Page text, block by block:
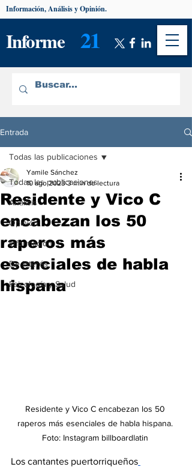
Informe 21
Información, Análisis y Opinión.
Entrada
Todas las publicaciones
Análisis
Opinión
Información
De interés
Psicología y Salud
Todas las publicaciones
Residente y Vico C
encabezan los 50
raperos más
esenciales de habla
hispana
Yamile Sánchez
10 ago 2023 3 min de lectura
Residente y Vico C encabezan los 50
raperos más esenciales de habla hispana.
Foto: Instagram billboardlatin
Los cantantes puertorriqueños